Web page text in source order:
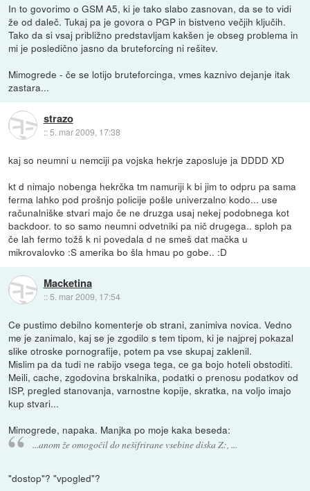
In to govorimo o GSM A5, ki je tako slabo zasnovan, da se to vidi
že od daleč. Tukaj pa je govora o PGP in bistveno večjih ključih.
Tako da si vsaj približno predstavljam kakšen je obseg problema in
mi je posledično jasno da bruteforcing ni rešitev.
Mimogrede - če se lotijo bruteforcinga, vmes kaznivo dejanje itak
zastara...
strazo
::5. mar 2009, 17:38
kaj so neumni u nemciji pa vojska hekrje zaposluje ja DDDD XD
kt d nimajo nobenga hekrčka tm namuriji k bi jim to odpru pa sama
ferma lahko pod prošnjo policije pošle univerzalno kodo... use
računalniške stvari majo če ne druzga usaj nekej podobnega kot
backdoor. to so samo neumni odvetniki pa nič drugega.. sploh pa
če lah fermo tožš k ni povedala d ne smeš dat mačka u
mikrovalovko :S amerika bo šla hmau po gobe.. :D
Macketina
:: 5. mar 2009, 17:54
Ce pustimo debilno komenterje ob strani, zanimiva novica. Vedno
me je zanimalo, kaj se je zgodilo s tem tipom, ki je najprej pokazal
slike otroske pornografije, potem pa vse skupaj zaklenil.
Mislim pa da tudi ne rabijo vsega tega, ce ga bojo hoteli obstoditi.
Meili, cache, zgodovina brskalnika, podatki o prenosu podatkov od
ISP, pregled stanovanja, varnostne kopije, skratka, na voljo imajo
kup stvari...
Mimogrede, napaka. Manjka po moje kaka beseda:
...anom že omogočil do nešifrirane vsebine diska Z:, ...
"dostop"? "vpogled"?